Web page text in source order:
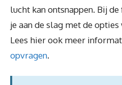
lucht kan ontsnappen. Bij
je aan de slag met de
Lees hier ook meer
opvragen.